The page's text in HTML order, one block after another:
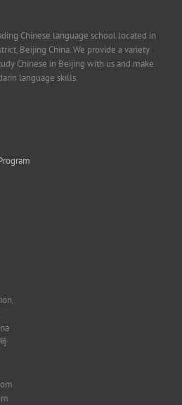
Chinese language school located in
Beijing China. We provide a variety
Chinese in Beijing with us and make
language skills.